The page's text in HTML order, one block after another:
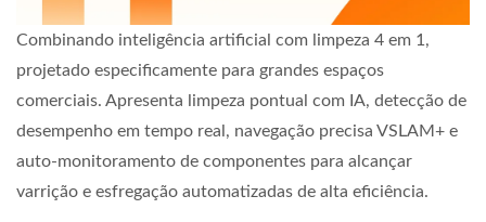
Combinando inteligência artificial com limpeza 4 em 1,
projetado especificamente para grandes espaços
comerciais. Apresenta limpeza pontual com IA, detecção de
desempenho em tempo real, navegação precisa VSLAM+ e
auto-monitoramento de componentes para alcançar
varrição e esfregação automatizadas de alta eficiência.